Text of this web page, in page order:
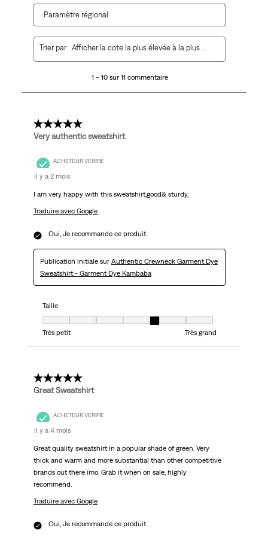
Paramètre régional
11
1 – 10 sur 11 commentaire
Trier par Afficher la cote la plus élevée à la plus faible
5 étoile(s) sur 5.
Very authentic sweatshirt
ACHETEUR VÉRIFIÉ
il y a 2 mois
I am very happy with this sweatshirt,good& sturdy,
Traduire avec Google
Oui, Je recommande ce produit.
Publication initiale sur Authentic Crewneck Garment Dye
Sweatshirt - Garment Dye Kambaba
Taille
Taille, 5 sur 7, où 1 est égal à Très petit et 7 est égal à Très grand
Très petit
Très grand
5 étoile(s) sur 5.
Great Sweatshirt
ACHETEUR VÉRIFIÉ
il y a 4 mois
Great quality sweatshirt in a popular shade of green. Very
thick and warm and more substantial than other competitive
brands out there imo. Grab it when on sale, highly
recommend.
Traduire avec Google
Oui, Je recommande ce produit.